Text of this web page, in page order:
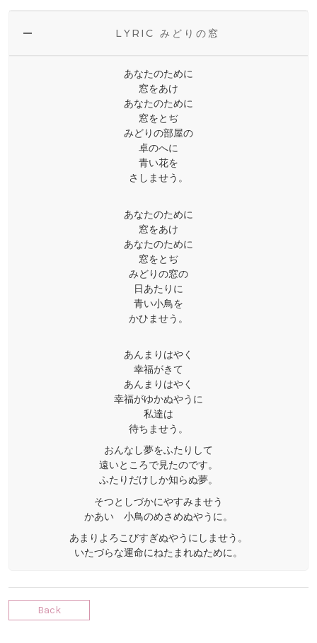
LYRIC みどりの窓
あなたのために
窓をあけ
あなたのために
窓をとぢ
みどりの部屋の
卓のへに
青い花を
さしませう。
あなたのために
窓をあけ
あなたのために
窓をとぢ
みどりの窓の
日あたりに
青い小鳥を
かひませう。
あんまりはやく
幸福がきて
あんまりはやく
幸福がゆかぬやうに
私達は
待ちませう。
おんなし夢をふたりして
遠いところで見たのです。
ふたりだけしか知らぬ夢。
そつとしづかにやすみませう
かあいゝ小鳥のめさめぬやうに。
あまりよろこびすぎぬやうにしませう。
いたづらな運命にねたまれぬために。
Back